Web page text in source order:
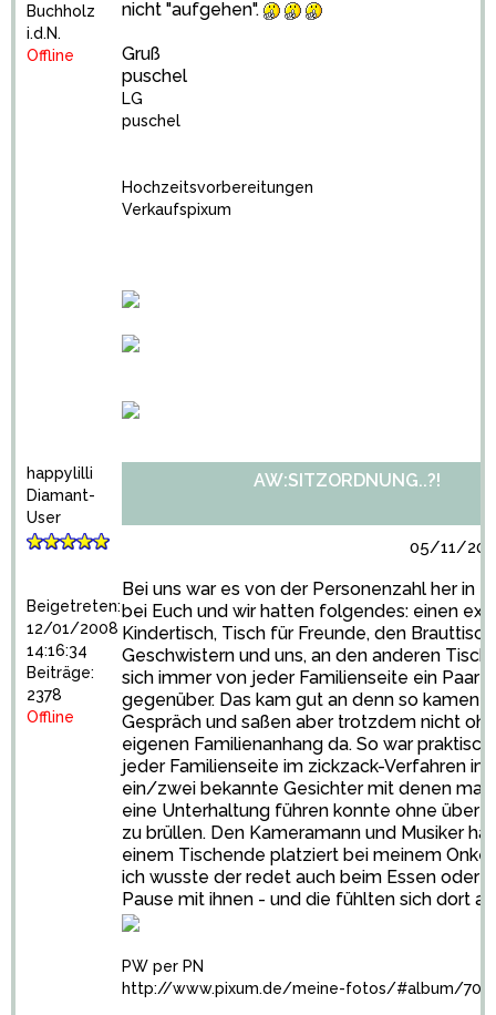
Buchholz
i.d.N.
Offline
nicht "aufgehen".
Gruß
puschel
LG
puschel
Hochzeitsvorbereitungen
Verkaufspixum
happylilli
Diamant-
User
Beigetreten:
12/01/2008
14:16:34
Beiträge:
2378
Offline
AW:SITZORDNUNG..?!
05/11/
Bei uns war es von der Personenzahl her in
bei Euch und wir hatten folgendes: einen
Kindertisch, Tisch für Freunde, den
Geschwistern und uns, an den anderen
sich immer von jeder Familienseite ein Paar
gegenüber. Das kam gut an denn so kamen
Gespräch und saßen aber trotzdem nicht
eigenen Familienanhang da. So war
jeder Familienseite im zickzack-Verfahren
ein/zwei bekannte Gesichter mit denen man
eine Unterhaltung führen konnte ohne über
zu brüllen. Den Kameramann und Musiker
einem Tischende platziert bei meinem
ich wusste der redet auch beim Essen oder
Pause mit ihnen - und die fühlten sich dort
PW per PN
http://www.pixum.de/meine-fotos/#album/